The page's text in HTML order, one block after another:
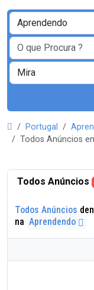
Portugal
Todos Anúncios
Todos Anúncios
Todos Anúncios
na Aprendendo